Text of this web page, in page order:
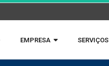
EMPRESA SERVIÇOS